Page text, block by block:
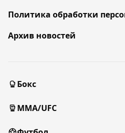
Политика обработки
Архив новостей
Бокс
MMA/UFC